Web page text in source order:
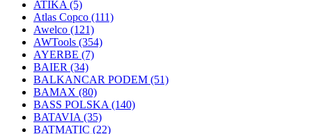
ATIKA (5)
Atlas Copco (111)
Awelco (121)
AWTools (354)
AYERBE (7)
BAIER (34)
BALKANCAR PODEM (51)
BAMAX (80)
BASS POLSKA (140)
BATAVIA (35)
BATMATIC (22)